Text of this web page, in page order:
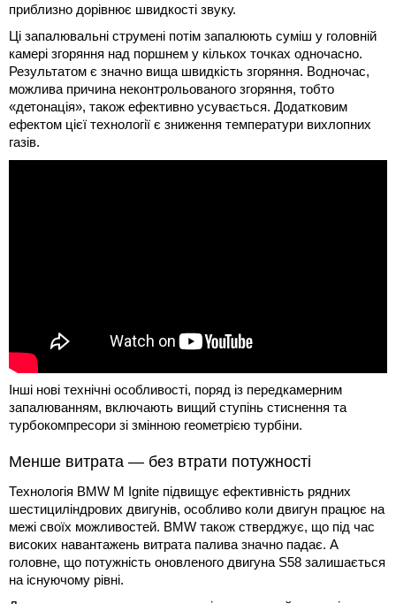
приблизно дорівнює швидкості звуку.
Ці запалювальні струмені потім запалюють суміш у головній
камері згоряння над поршнем у кількох точках одночасно.
Результатом є значно вища швидкість згоряння. Водночас,
можлива причина неконтрольованого згоряння, тобто
«детонація», також ефективно усувається. Додатковим
ефектом цієї технології є зниження температури вихлопних
газів.
Інші нові технічні особливості, поряд із передкамерним
запалюванням, включають вищий ступінь стиснення та
турбокомпресори зі змінною геометрією турбіни.
Менше витрата — без втрати потужності
Технологія BMW M Ignite підвищує ефективність рядних
шестициліндрових двигунів, особливо коли двигун працює на
межі своїх можливостей. BMW також стверджує, що під час
високих навантажень витрата палива значно падає. А
головне, що потужність оновленого двигуна S58 залишається
на існуючому рівні.